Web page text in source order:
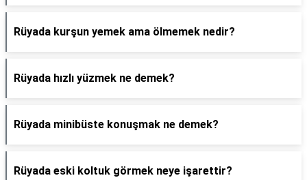
Rüyada kurşun yemek ama ölmemek nedir?
Rüyada hızlı yüzmek ne demek?
Rüyada minibüste konuşmak ne demek?
Rüyada eski koltuk görmek neye işarettir?